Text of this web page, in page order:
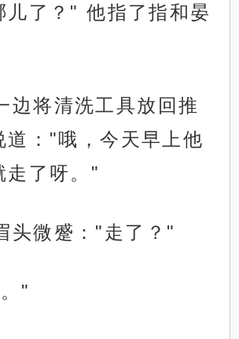
儿了？" 他指了指和晏
边将清洗工具放回推
道："哦，今天早上他
走了呀。"
头微蹙："走了？"
"